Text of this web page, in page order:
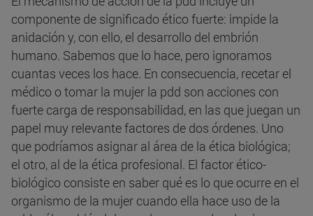
componente de significado ético fuerte: impide la
anidación y, con ello, el desarrollo del embrión
humano. Sabemos que lo hace, pero ignoramos
cuantas veces los hace. En consecuencia, recetar el
médico o tomar la mujer la pdd son acciones con
fuerte carga de responsabilidad, en las que juegan un
papel muy relevante factores de dos órdenes. Uno
que podríamos asignar al área de la ética biológica;
el otro, al de la ética profesional. El factor ético-
biológico consiste en saber qué es lo que ocurre en el
organismo de la mujer cuando ella hace uso de la